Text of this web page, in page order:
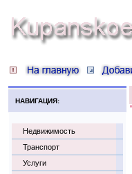
НАВИГАЦИЯ:
Недвижимость
Транспорт
Услуги